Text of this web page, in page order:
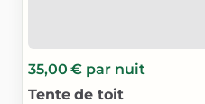
35,00 € par nuit
Tente de toit